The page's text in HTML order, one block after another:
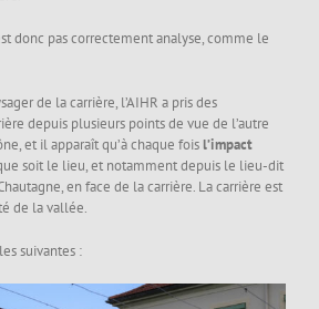
donc pas correctement analyse, comme le
de la carrière, l’AIHR a pris des
depuis plusieurs points de vue de l’autre
et il apparaît qu’à chaque fois l’impact
soit le lieu, et notamment depuis le lieu-dit
en face de la carrière. La carrière est
de la vallée.
suivantes :